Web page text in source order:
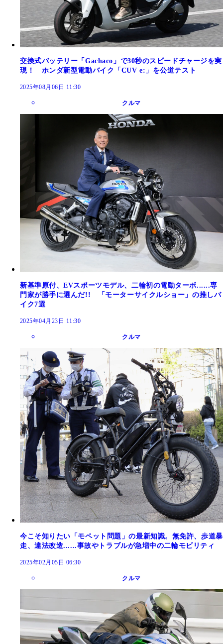
交換式バッテリー「Gachaco」で30秒のスピードチャージを実
現！ ホンダ新型電動バイク「CUV e:」を公道テスト
2025年08月06日 11:30
クルマ
新基準原付、EVスポーツモデル、二輪初の電動ターボ......専
門家が勝手に選んだ!! 「モーターサイクルショー」の推しバ
イク7選
2025年04月23日 11:30
クルマ
今こそ知りたい「モペット問題」の最新知識。無免許、歩道暴
走、違法改造......事故やトラブルが急増中の二輪モビリティ
2025年02月05日 06:30
クルマ